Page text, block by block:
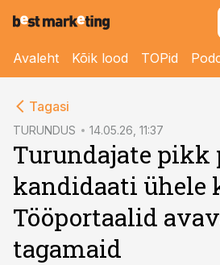
Avaleht Kõik lood TOPid
Tagasi
TURUNDUS 14.05.26, 11:37
Turundajate pikk
kandidaati ühele
Tööportaalid
tagamaid